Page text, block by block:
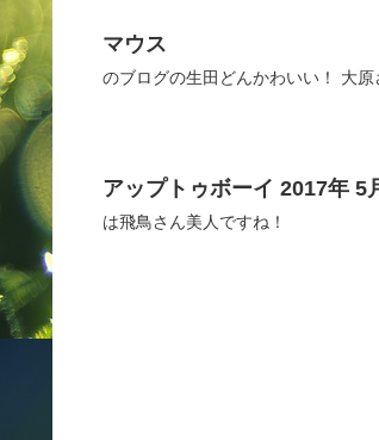
マウス
のブログの生田どんかわいい！ 大原
アップトゥボーイ 2017年
は飛鳥さん美人ですね！